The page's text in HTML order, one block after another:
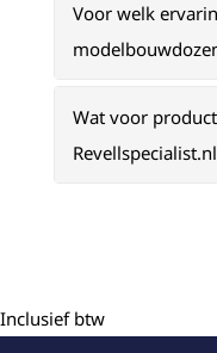
Voor welk
Wat voor
Inclusief btw